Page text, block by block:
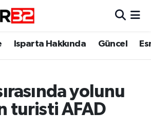
Isparta Hakkında Güncel
yolunu
turisti AFAD
Eczaneler
Yoğunluk Haritası
Durumu ve Fikstür